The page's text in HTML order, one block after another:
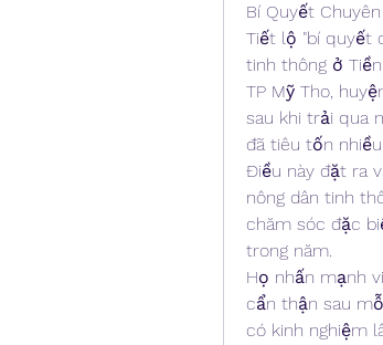
Bí Quyết
Tiết lộ "bí quyết
tinh thông ở
TP Mỹ Tho,
sau khi trải qua
đã tiêu tốn
Điều này đặt ra
nông dân tinh
chăm sóc đặc
trong năm.
Họ nhấn mạnh
cẩn thận sau
có kinh nghiệm